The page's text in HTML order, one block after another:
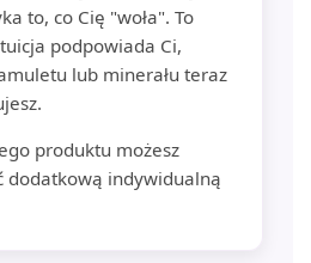
to, co Cię "woła". To
podpowiada Ci,
lub minerału teraz
produktu możesz
dodatkową indywidualną